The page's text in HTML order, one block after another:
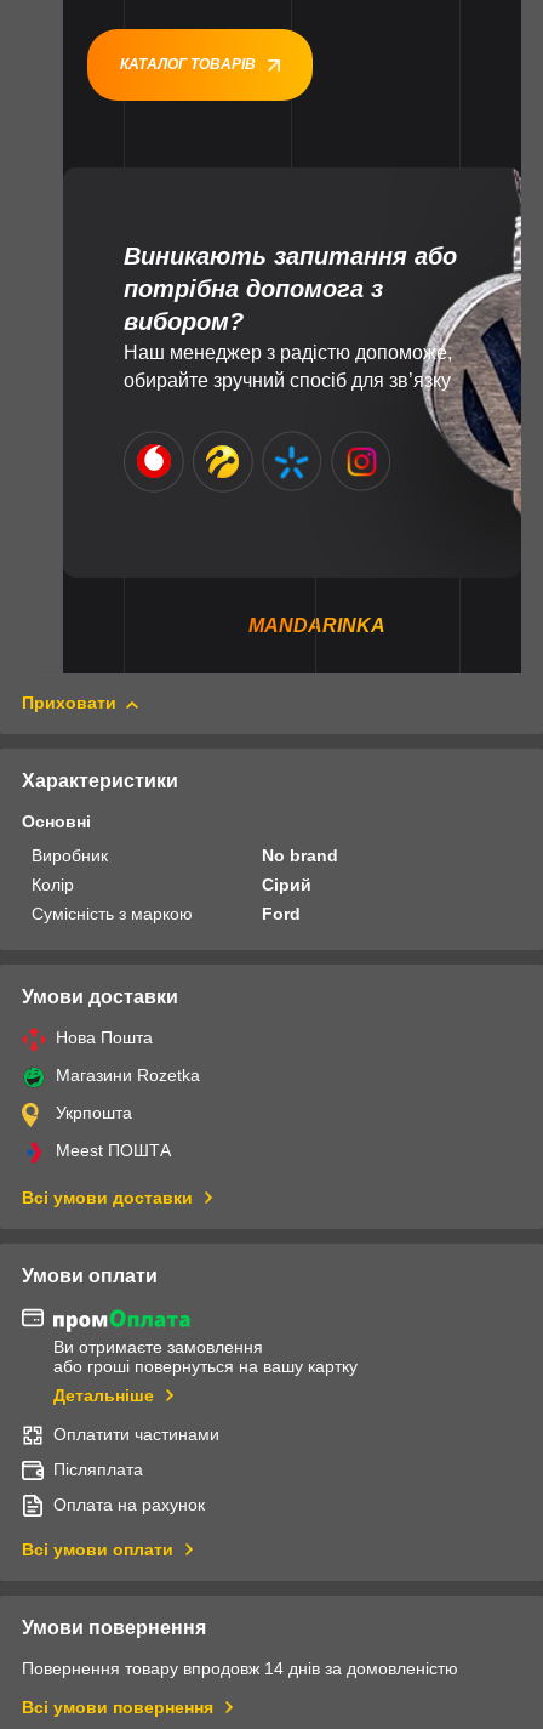
КАТАЛОГ ТОВАРІВ
Виникають запитання або
потрібна допомога з
вибором?
Наш менеджер з радістю допоможе,
обирайте зручний спосіб для зв’язку
MANDARINKA
Приховати
Характеристики
Основні
Виробник
No brand
Колір
Сірий
Сумісність з маркою
Ford
Умови доставки
Нова Пошта
Магазини Rozetka
Укрпошта
Meest ПОШТА
Всі умови доставки
Умови оплати
Ви отримаєте замовлення
або гроші повернуться на вашу картку
Детальніше
Оплатити частинами
Післяплата
Оплата на рахунок
Всі умови оплати
Умови повернення
Повернення товару впродовж 14 днів за домовленістю
Всі умови повернення